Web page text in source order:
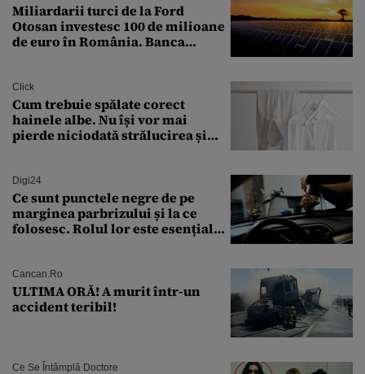
Miliardarii turci de la Ford
Otosan investesc 100 de milioane
de euro în România. Banca
Click
Cum trebuie spălate corect
hainele albe. Nu își vor mai
pierde niciodată strălucirea și
Digi24
Ce sunt punctele negre de pe
marginea parbrizului și la ce
folosesc. Rolul lor este esențial
Cancan.ro
ULTIMA ORĂ! A murit într-un
accident teribil!
Ce Se Întâmplă Doctore